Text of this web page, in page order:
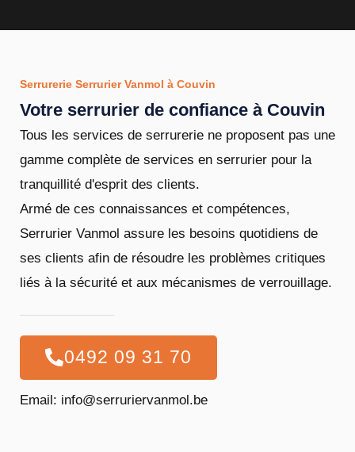
Serrurerie Serrurier Vanmol à Couvin
Votre serrurier de confiance à Couvin
Tous les services de serrurerie ne proposent pas une
gamme complète de services en serrurier pour la
tranquillité d'esprit des clients.
Armé de ces connaissances et compétences,
Serrurier Vanmol assure les besoins quotidiens de
ses clients afin de résoudre les problèmes critiques
liés à la sécurité et aux mécanismes de verrouillage.
0492 09 31 70
Email: info@serruriervanmol.be